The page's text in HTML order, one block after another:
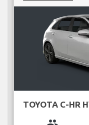
TOYOTA C-HR